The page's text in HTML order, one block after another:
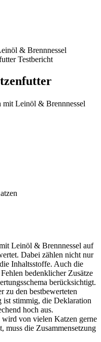
& Brennnessel
Testbericht
mit Leinöl & Brennnessel
Leinöl & Brennnessel auf
Dabei zählen nicht nur
Inhaltsstoffe. Auch die
bedenklicher Zusätze
berücksichtigt.
zu den bestbewerteten
ist stimmig, die Deklaration
hoch aus.
von vielen Katzen gerne
muss die Zusammensetzung